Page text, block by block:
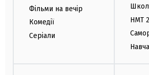
Фільми на вечір
Комедії
Серіали
НМТ